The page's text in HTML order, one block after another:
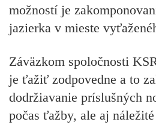
možností je
jazierka v mieste
Záväzkom spoločnosti
je ťažiť zodpovedne a to
dodržiavanie príslušných
počas ťažby, ale aj